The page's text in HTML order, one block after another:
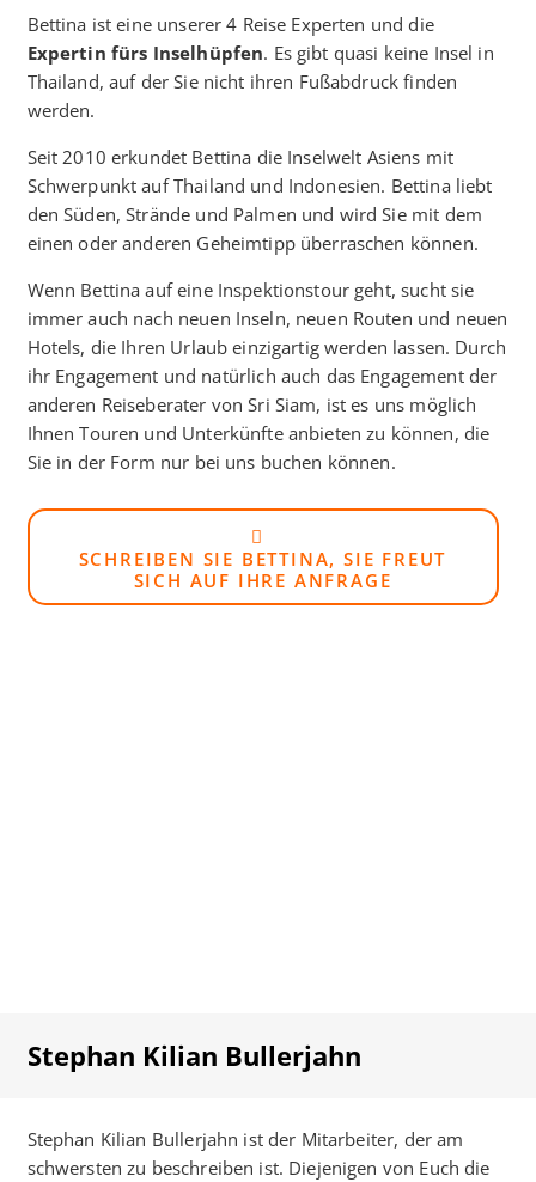
Bettina ist eine unserer 4 Reise Experten und die
Expertin fürs Inselhüpfen. Es gibt quasi keine Insel in
Thailand, auf der Sie nicht ihren Fußabdruck finden
werden.
Seit 2010 erkundet Bettina die Inselwelt Asiens mit
Schwerpunkt auf Thailand und Indonesien. Bettina liebt
den Süden, Strände und Palmen und wird Sie mit dem
einen oder anderen Geheimtipp überraschen können.
Wenn Bettina auf eine Inspektionstour geht, sucht sie
immer auch nach neuen Inseln, neuen Routen und neuen
Hotels, die Ihren Urlaub einzigartig werden lassen. Durch
ihr Engagement und natürlich auch das Engagement der
anderen Reiseberater von Sri Siam, ist es uns möglich
Ihnen Touren und Unterkünfte anbieten zu können, die
Sie in der Form nur bei uns buchen können.
SCHREIBEN SIE BETTINA, SIE FREUT
SICH AUF IHRE ANFRAGE
Stephan Kilian Bullerjahn
Stephan Kilian Bullerjahn ist der Mitarbeiter, der am
schwersten zu beschreiben ist. Diejenigen von Euch die